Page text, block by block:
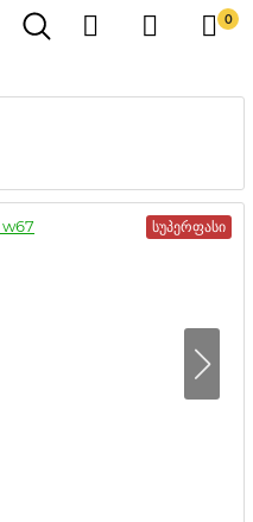
0
სუპერფასი